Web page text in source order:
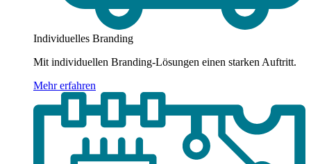
Individuelles Branding
Mit individuellen Branding-Lösungen einen starken Auftritt.
Mehr erfahren